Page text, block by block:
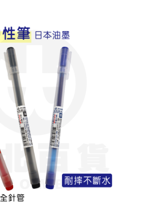
或使用他人資訊註冊。若發現惡意使用之情形，
權停止該用戶之使用額度並採取法律行動。